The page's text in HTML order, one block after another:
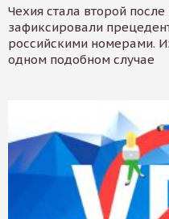
Чехия стала второй
зафиксировали
российскими номерами.
одном подобном случае